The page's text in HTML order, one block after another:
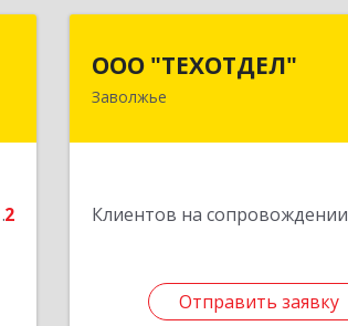
2
ООО "ТЕХОТДЕЛ"
Заволжье
Клиентов на сопровождении
Отправить заявку
Отправить заявку